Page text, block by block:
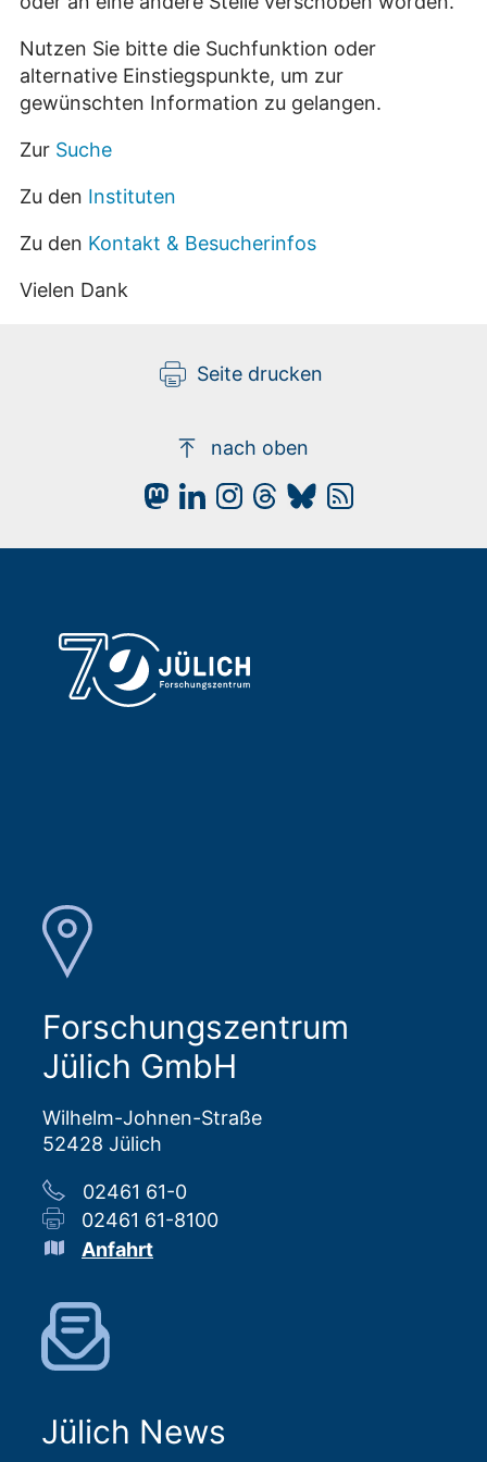
Nutzen Sie bitte die Suchfunktion oder
alternative Einstiegspunkte, um zur
gewünschten Information zu gelangen.
Zur Suche
Zu den Instituten
Zu den Kontakt & Besucherinfos
Vielen Dank
Seite drucken
nach oben
Forschungszentrum
Jülich GmbH
Wilhelm-Johnen-Straße
52428 Jülich
02461 61-0
02461 61-8100
Anfahrt
Jülich News